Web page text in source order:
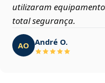
utilizaram
total segurança.
AO André O.